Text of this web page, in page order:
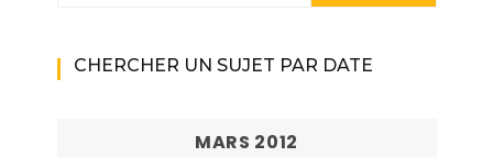
CHERCHER UN SUJET PAR DATE
MARS 2012